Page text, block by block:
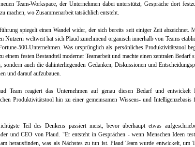
Team-Workspace, der Unternehmen dabei unterstützt, Gespräche dort
machen, wo Zusammenarbeit tatsächlich entsteht.
spiegelt einen Wandel wider, der sich bereits seit einiger Zeit abzeichnet.
Nutzern weltweit hat sich Plaud zunehmend organisch innerhalb von Teams
500-Unternehmen. Was ursprünglich als persönliches Produktivitätstool
einem festen Bestandteil moderner Teamarbeit und machte einen zentralen
sondern auch die dahinterliegenden Gedanken, Diskussionen und
und darauf aufzubauen.
Team reagiert das Unternehmen auf genau diesen Bedarf und entwickelt
Produktivitätstool hin zu einer gemeinsamen Wissens- und Intelligenzebasis
Teil des Denkens passiert meist, bevor überhaupt etwas
und CEO von Plaud. "Er entsteht in Gesprächen - wenn Menschen Ideen
herausfinden, was als Nächstes zu tun ist. Plaud Team wurde entwickelt, um